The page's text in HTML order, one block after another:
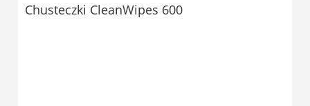
Chusteczki CleanWipes 600